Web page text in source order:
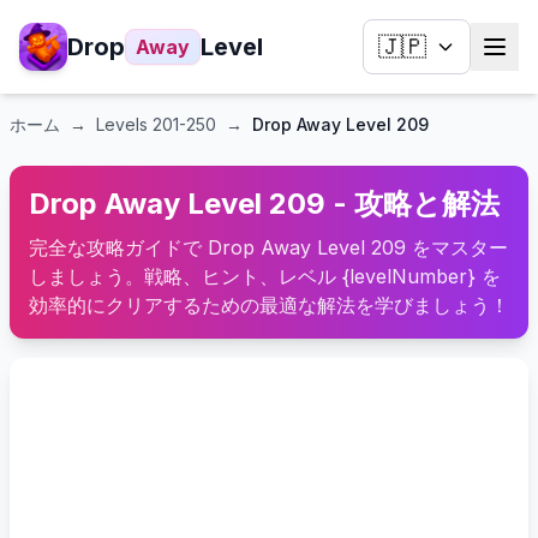
Drop Away Level 🇯🇵
ホーム → Levels 201-250 → Drop Away Level 209
Drop Away Level 209 - 攻略と解法
完全な攻略ガイドで Drop Away Level 209 をマスター
しましょう。戦略、ヒント、レベル {levelNumber} を
効率的にクリアするための最適な解法を学びましょう！